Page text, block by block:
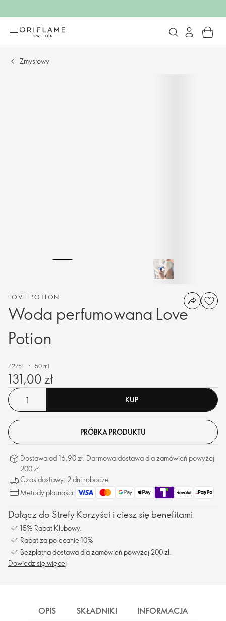
Zmysłowy
LOVE POTION
Woda perfumowana Love
Potion
42751 50 ml
131,00 zł
KUP
PRÓBKA PRODUKTU
Dostawa od 16,90 zł. Darmowa dostawa dla zamówień powyżej
200 zł
Czas dostawy: 2 dni robocze
Metody płatności:
Dołącz do Strefy Korzyści i ciesz się benefitami
15% Rabat Klubowy.
Rabat za polecanie 10%
Bezpłatna dostawa dla zamówień powyżej 200 zł.
Dowiedz się więcej
OPIS SKŁADNIKI INFORMACJA